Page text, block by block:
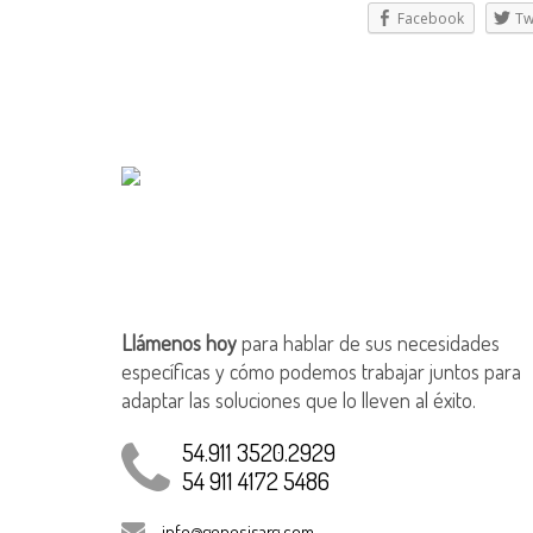
Facebook
Llámenos hoypara hablar de sus necesidades
específicas y cómo podemos trabajar juntos para
adaptar las soluciones que lo lleven al éxito.
54.911 3520.2929
54 911 4172 5486